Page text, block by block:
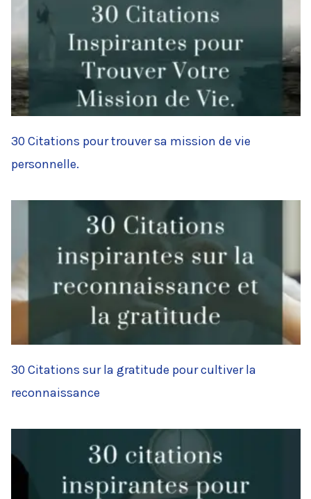
30 Citations pour trouver sa mission de vie
personnelle.
30 Citations sur la gratitude pour cultiver la
reconnaissance